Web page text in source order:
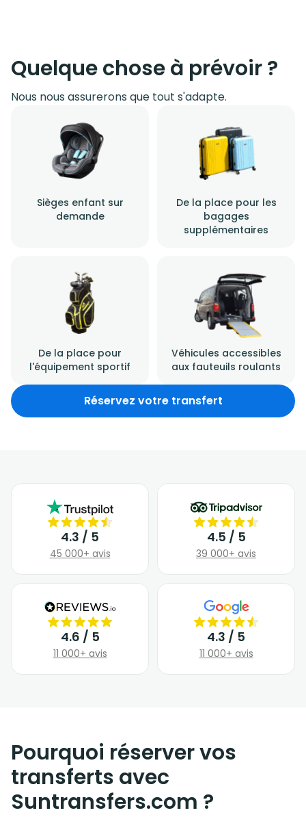
Quelque chose à prévoir ?
Nous nous assurerons que tout s'adapte.
Sièges enfant sur
demande
De la place pour les
bagages
supplémentaires
De la place pour
l'équipement sportif
Véhicules accessibles
aux fauteuils roulants
Réservez votre transfert
4.3 / 5
45 000+ avis
4.5 / 5
39 000+ avis
4.6 / 5
11 000+ avis
4.3 / 5
11 000+ avis
Pourquoi réserver vos
transferts avec
Suntransfers.com ?